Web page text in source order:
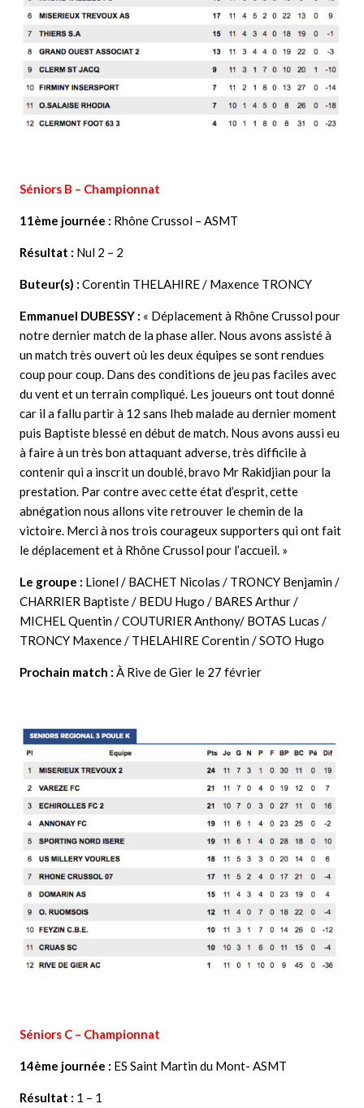
Séniors B – Championnat
11ème journée : Rhône Crussol – ASMT
Résultat : Nul 2 – 2
Buteur(s) : Corentin THELAHIRE / Maxence TRONCY
Emmanuel DUBESSY : « Déplacement à Rhône Crussol pour
notre dernier match de la phase aller. Nous avons assisté à
un match très ouvert où les deux équipes se sont rendues
coup pour coup. Dans des conditions de jeu pas faciles avec
du vent et un terrain compliqué. Les joueurs ont tout donné
car il a fallu partir à 12 sans Iheb malade au dernier moment
puis Baptiste blessé en début de match. Nous avons aussi eu
à faire à un très bon attaquant adverse, très difficile à
contenir qui a inscrit un doublé, bravo Mr Rakidjian pour la
prestation. Par contre avec cette état d’esprit, cette
abnégation nous allons vite retrouver le chemin de la
victoire. Merci à nos trois courageux supporters qui ont fait
le déplacement et à Rhône Crussol pour l’accueil. »
Le groupe : Lionel / BACHET Nicolas / TRONCY Benjamin /
CHARRIER Baptiste / BEDU Hugo / BARES Arthur /
MICHEL Quentin / COUTURIER Anthony/ BOTAS Lucas /
TRONCY Maxence / THELAHIRE Corentin / SOTO Hugo
Prochain match : À Rive de Gier le 27 février
Séniors C – Championnat
14ème journée : ES Saint Martin du Mont- ASMT
Résultat : 1 – 1